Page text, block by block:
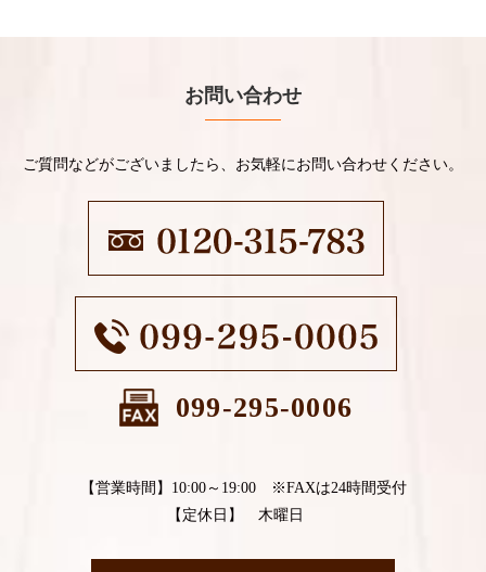
お問い合わせ
ご質問などがございましたら、お気軽にお問い合わせください。
099-295-0006
【営業時間】10:00～19:00 ※FAXは24時間受付
【定休日】 木曜日